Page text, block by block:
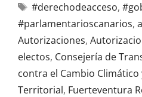
#derechodeacceso,
#parlamentarioscanarios,
Autorizaciones,
electos, Consejería de
contra el Cambio Climático
Territorial, Fuerteventura